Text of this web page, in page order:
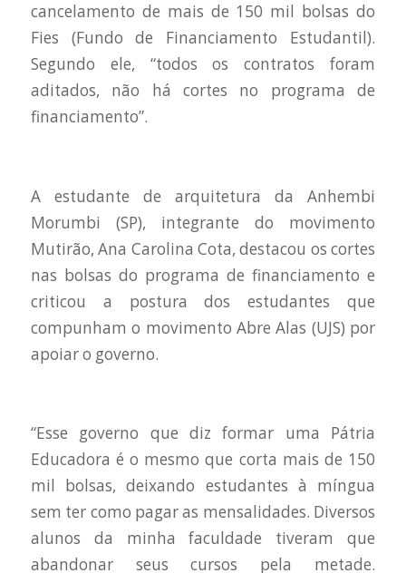
cancelamento de mais de 150 mil bolsas do
Fies (Fundo de Financiamento Estudantil).
Segundo ele, “todos os contratos foram
aditados, não há cortes no programa de
financiamento”.
A estudante de arquitetura da Anhembi
Morumbi (SP), integrante do movimento
Mutirão, Ana Carolina Cota, destacou os cortes
nas bolsas do programa de financiamento e
criticou a postura dos estudantes que
compunham o movimento Abre Alas (UJS) por
apoiar o governo.
“Esse governo que diz formar uma Pátria
Educadora é o mesmo que corta mais de 150
mil bolsas, deixando estudantes à míngua
sem ter como pagar as mensalidades. Diversos
alunos da minha faculdade tiveram que
abandonar seus cursos pela metade.